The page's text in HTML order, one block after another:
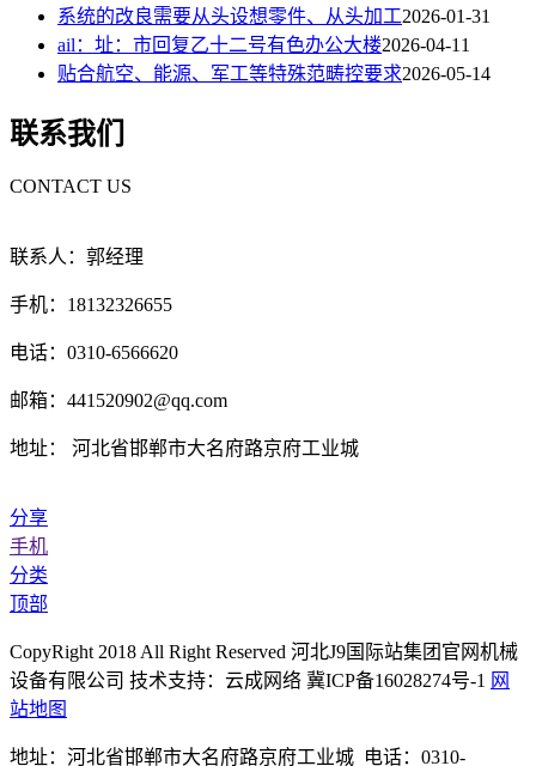
系统的改良需要从头设想零件、从头加工2026-01-31
ail：址：市回复乙十二号有色办公大楼2026-04-11
贴合航空、能源、军工等特殊范畴控要求2026-05-14
联系我们
CONTACT US
联系人：郭经理
手机：18132326655
电话：0310-6566620
邮箱：441520902@qq.com
地址： 河北省邯郸市大名府路京府工业城
分享
手机
分类
顶部
CopyRight 2018 All Right Reserved 河北J9国际站集团官网机械
设备有限公司 技术支持：云成网络 冀ICP备16028274号-1 网
站地图
地址：河北省邯郸市大名府路京府工业城 电话：0310-